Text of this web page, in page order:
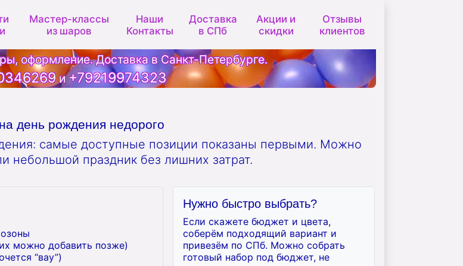
Мастер-классы
из шаров
Наши
Контакты
Доставка
в СПб
Акции и
скидки
Отзывы
клиентов
оформление. Доставка в Санкт-Петербурге.
и+79219974323
день рождения недорого
самые доступные позиции показаны первыми. Можно
небольшой праздник без лишних затрат.
можно добавить позже)
“вау”)
Нужно быстро выбрать?
Если скажете бюджет и цвета,
соберём подходящий вариант и
привезём по СПб. Можно собрать
готовый набор под бюджет, не